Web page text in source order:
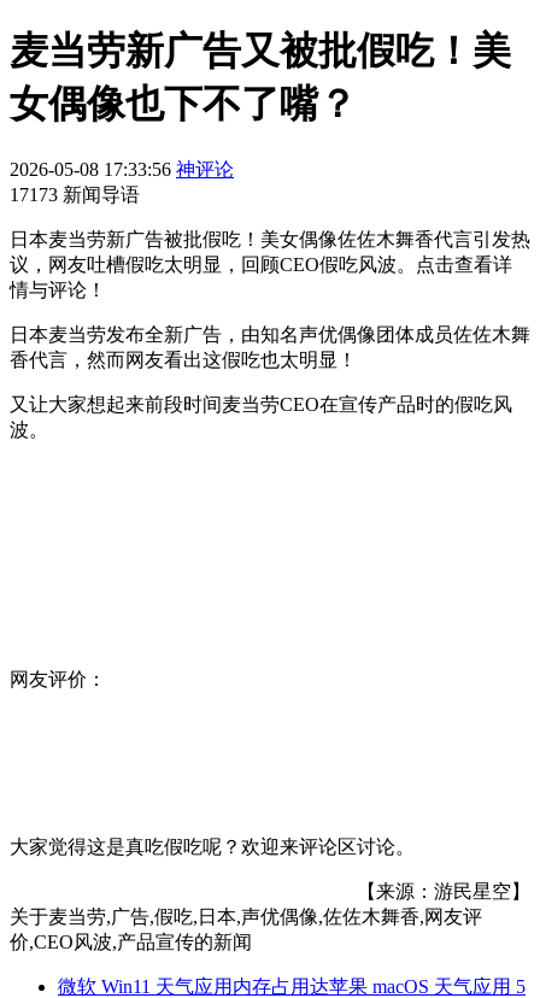
麦当劳新广告又被批假吃！美
女偶像也下不了嘴？
2026-05-08 17:33:56 神评论
17173 新闻导语
日本麦当劳新广告被批假吃！美女偶像佐佐木舞香代言引发热
议，网友吐槽假吃太明显，回顾CEO假吃风波。点击查看详
情与评论！
日本麦当劳发布全新广告，由知名声优偶像团体成员佐佐木舞
香代言，然而网友看出这假吃也太明显！
又让大家想起来前段时间麦当劳CEO在宣传产品时的假吃风
波。
网友评价：
大家觉得这是真吃假吃呢？欢迎来评论区讨论。
【来源：游民星空】
关于麦当劳,广告,假吃,日本,声优偶像,佐佐木舞香,网友评
价,CEO风波,产品宣传的新闻
微软 Win11 天气应用内存占用达苹果 macOS 天气应用 5